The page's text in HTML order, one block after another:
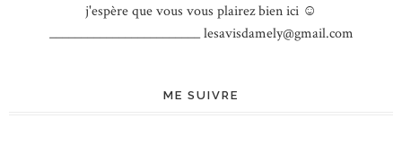
j'espère que vous vous plairez bien ici ☺
________________________ lesavisdamely@gmail.com
ME SUIVRE